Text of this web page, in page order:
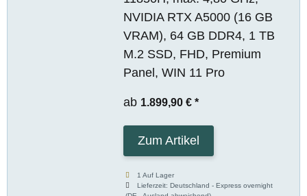
NVIDIA RTX A5000 (16 GB
VRAM), 64 GB DDR4, 1 TB
M.2 SSD, FHD, Premium
Panel, WIN 11 Pro
ab 1.899,90 € *
Zum Artikel
1 Auf Lager
Lieferzeit:Deutschland - Express overnight